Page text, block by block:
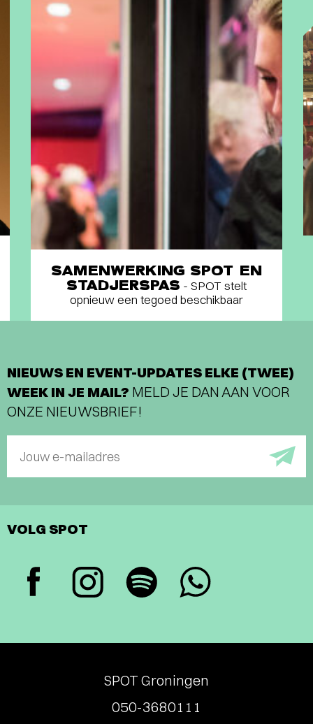
SAMENWERKING SPOT EN
STADJERSPAS - SPOT stelt
opnieuw een tegoed beschikbaar
NIEUWS EN EVENT-UPDATES ELKE (TWEE)
WEEK IN JE MAIL? MELD JE DAN AAN VOOR
ONZE NIEUWSBRIEF!
Jouw e-mailadres
VOLG SPOT
SPOT Groningen
050-3680111